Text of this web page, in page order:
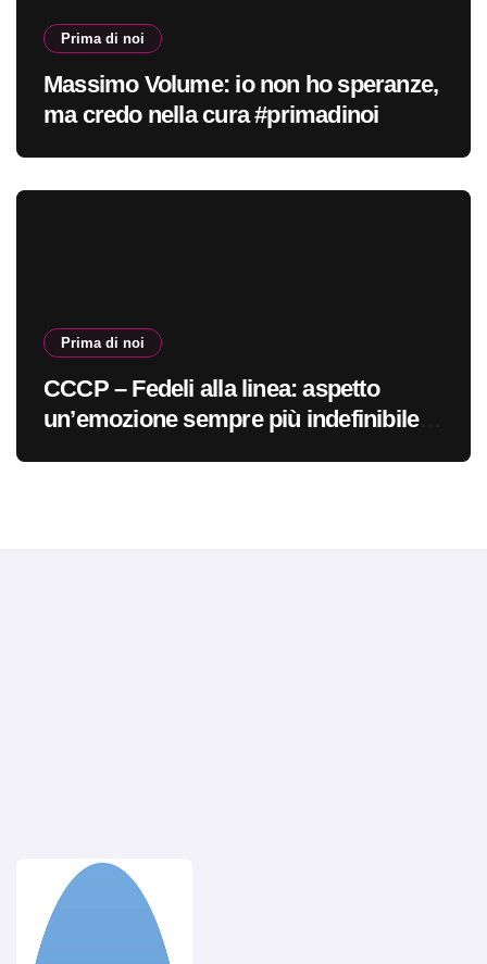
Prima di noi
Massimo Volume: io non ho speranze,
ma credo nella cura #primadinoi
Prima di noi
CCCP – Fedeli alla linea: aspetto
un’emozione sempre più indefinibile